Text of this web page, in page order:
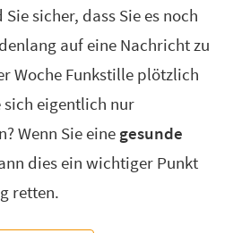
sicher, dass Sie es noch
auf eine Nachricht zu
Woche Funkstille plötzlich
sich eigentlich nur
Wenn Sie eine gesunde
dies ein wichtiger Punkt
retten.